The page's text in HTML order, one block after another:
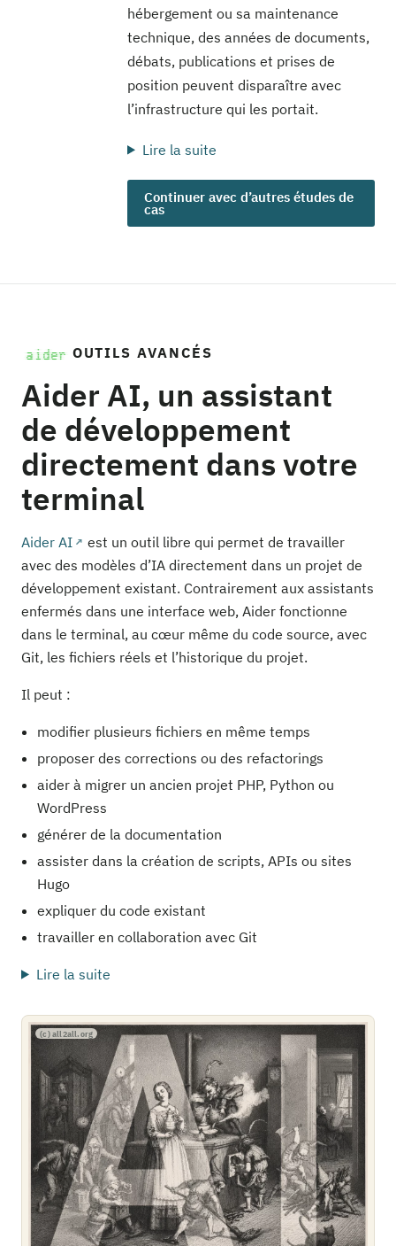
hébergement ou sa maintenance
technique, des années de documents,
débats, publications et prises de
position peuvent disparaître avec
l’infrastructure qui les portait.
Lire la suite
Continuer avec d’autres études de
cas
OUTILS AVANCÉS
Aider AI, un assistant
de développement
directement dans votre
terminal
Aider AI
est un outil libre qui permet de travailler
avec des modèles d’IA directement dans un projet de
développement existant. Contrairement aux assistants
enfermés dans une interface web, Aider fonctionne
dans le terminal, au cœur même du code source, avec
Git, les fichiers réels et l’historique du projet.
Il peut :
modifier plusieurs fichiers en même temps
proposer des corrections ou des refactorings
aider à migrer un ancien projet PHP, Python ou
WordPress
générer de la documentation
assister dans la création de scripts, APIs ou sites
Hugo
expliquer du code existant
travailler en collaboration avec Git
Lire la suite